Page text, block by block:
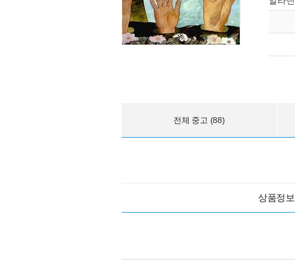
전체 중고 (88)
상품정보